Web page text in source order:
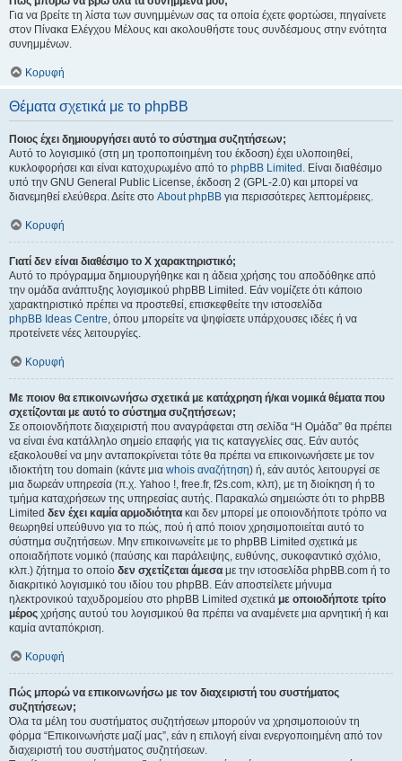
Για να βρείτε τη λίστα των συνημμένων σας τα οποία έχετε φορτώσει, πηγαίνετε
στον Πίνακα Ελέγχου Μέλους και ακολουθήστε τους συνδέσμους στην ενότητα
συνημμένων.
Κορυφή
Θέματα σχετικά με το phpBB
Ποιος έχει δημιουργήσει αυτό το σύστημα συζητήσεων;
Αυτό το λογισμικό (στη μη τροποποιημένη του έκδοση) έχει υλοποιηθεί,
κυκλοφορήσει και είναι κατοχυρωμένο από το phpBB Limited . Είναι διαθέσιμο
υπό την GNU General Public License, έκδοση 2 (GPL-2.0) και μπορεί να
διανεμηθεί ελεύθερα. Δείτε στο About phpBB για περισσότερες λεπτομέρειες.
Κορυφή
Γιατί δεν είναι διαθέσιμο το Χ χαρακτηριστικό;
Αυτό το πρόγραμμα δημιουργήθηκε και η άδεια χρήσης του αποδόθηκε από
την ομάδα ανάπτυξης λογισμικού phpBB Limited. Εάν νομίζετε ότι κάποιο
χαρακτηριστικό πρέπει να προστεθεί, επισκεφθείτε την ιστοσελίδα
phpBB Ideas Centre, όπου μπορείτε να ψηφίσετε υπάρχουσες ιδέες ή να
προτείνετε νέες λειτουργίες.
Κορυφή
Με ποιον θα επικοινωνήσω σχετικά με κατάχρηση ή/και νομικά θέματα που
σχετίζονται με αυτό το σύστημα συζητήσεων;
Σε οποιονδήποτε διαχειριστή που αναγράφεται στη σελίδα “Η Ομάδα” θα πρέπει
να είναι ένα κατάλληλο σημείο επαφής για τις καταγγελίες σας. Εάν αυτός
εξακολουθεί να μην ανταποκρίνεται τότε θα πρέπει να επικοινωνήσετε με τον
ιδιοκτήτη του domain (κάντε μια whois αναζήτηση) ή, εάν αυτός λειτουργεί σε
μια δωρεάν υπηρεσία (π.χ. Yahoo !, free.fr, f2s.com, κλπ), με τη διοίκηση ή το
τμήμα καταχρήσεων της υπηρεσίας αυτής. Παρακαλώ σημειώστε ότι το phpBB
Limited δεν έχει καμία αρμοδιότητα και δεν μπορεί με οποιονδήποτε τρόπο να
θεωρηθεί υπεύθυνο για το πώς, πού ή από ποιον χρησιμοποιείται αυτό το
σύστημα συζητήσεων. Μην επικοινωνείτε με το phpBB Limited σχετικά με
οποιαδήποτε νομικό (παύσης και παράλειψης, ευθύνης, συκοφαντικό σχόλιο,
κλπ.) ζήτημα το οποίο δεν σχετίζεται άμεσα με την ιστοσελίδα phpBB.com ή το
διακριτικό λογισμικό του ιδίου του phpBB. Εάν αποστείλετε μήνυμα
ηλεκτρονικού ταχυδρομείου στο phpBB Limited σχετικά με οποιοδήποτε τρίτο
μέρος χρήσης αυτού του λογισμικού θα πρέπει να αναμένετε μια αρνητική ή και
καμία ανταπόκριση.
Κορυφή
Πώς μπορώ να επικοινωνήσω με τον διαχειριστή του συστήματος
συζητήσεων;
Όλα τα μέλη του συστήματος συζητήσεων μπορούν να χρησιμοποιούν τη
φόρμα “Επικοινωνήστε μαζί μας”, εάν η επιλογή είναι ενεργοποιημένη από τον
διαχειριστή του συστήματος συζητήσεων.